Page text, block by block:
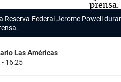
Reserva Federal Jerome Powell
Las Américas
16:25